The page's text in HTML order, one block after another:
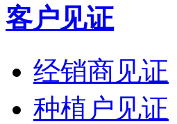
客户见证
经销商见证
种植户见证